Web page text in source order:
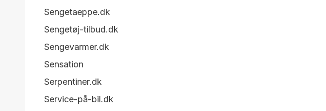
Sengetaeppe.dk
Sengetøj-tilbud.dk
Sengevarmer.dk
Sensation
Serpentiner.dk
Service-på-bil.dk